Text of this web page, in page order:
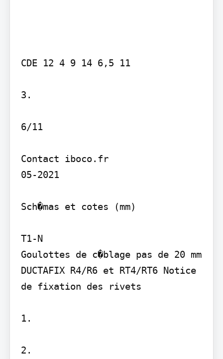
CDE 12 4 9 14 6,5 11
3.
6/11
Contact iboco.fr
05-2021
Sch�mas et cotes (mm)
T1-N
Goulottes de c�blage pas de 20 mm
DUCTAFIX R4/R6 et RT4/RT6 Notice
de fixation des rivets
1.
2.